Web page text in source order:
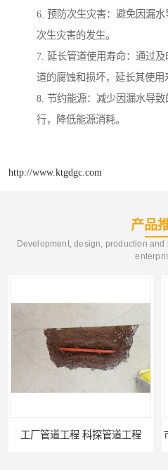
6. 预防次生灾害：避免因漏
次生灾害的发生。
7. 延长管道使用寿命：通过
道的腐蚀和损坏，延长其使用
8. 节约能源：减少因漏水导
行，降低能源消耗。
http://www.ktgdgc.com
产品
Development, design, production